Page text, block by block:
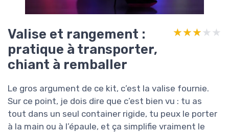
Valise et rangement :
pratique à transporter,
chiant à remballer
★★★★★
★★★★★
Le gros argument de ce kit, c’est la valise fournie.
Sur ce point, je dois dire que c’est bien vu : tu as
tout dans un seul container rigide, tu peux le porter
à la main ou à l’épaule, et ça simplifie vraiment le